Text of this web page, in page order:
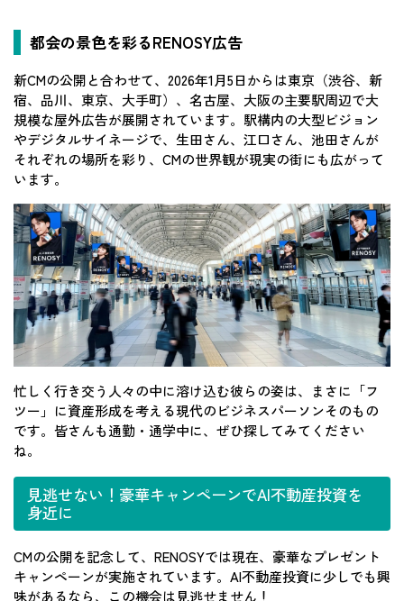
都会の景色を彩るRENOSY広告
新CMの公開と合わせて、2026年1月5日からは東京（渋谷、新
宿、品川、東京、大手町）、名古屋、大阪の主要駅周辺で大
規模な屋外広告が展開されています。駅構内の大型ビジョン
やデジタルサイネージで、生田さん、江口さん、池田さんが
それぞれの場所を彩り、CMの世界観が現実の街にも広がって
います。
忙しく行き交う人々の中に溶け込む彼らの姿は、まさに「フ
ツー」に資産形成を考える現代のビジネスパーソンそのもの
です。皆さんも通勤・通学中に、ぜひ探してみてください
ね。
見逃せない！豪華キャンペーンでAI不動産投資を
身近に
CMの公開を記念して、RENOSYでは現在、豪華なプレゼント
キャンペーンが実施されています。AI不動産投資に少しでも興
味があるなら、この機会は見逃せません！